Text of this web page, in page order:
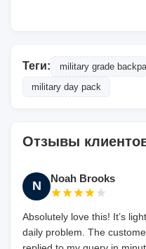
Теги: military grade
military day pack
Отзывы
N
Noah Brooks
Absolutely love this! It’s
daily problem. The